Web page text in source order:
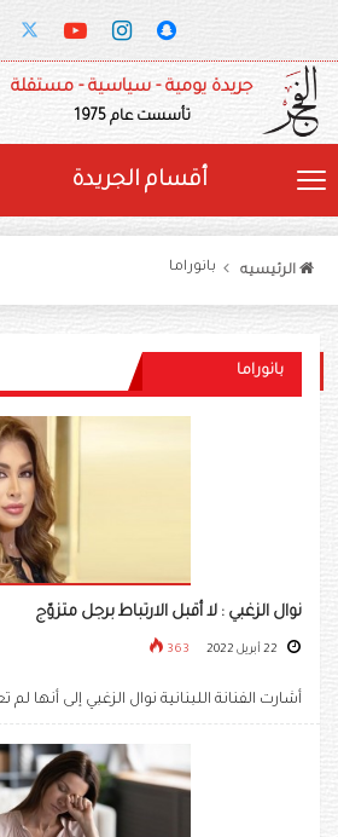
جريدة يومية - سياسية - مستقلة
تأسست عام 1975
أقسام الجريدة
الرئيسيه بانوراما
بانوراما
نوال الزغبي : لا أقبل الارتباط برجل متزوّج
363
أشارت الفنانة اللبنانية ​نوال الزغبي​ إلى أنها